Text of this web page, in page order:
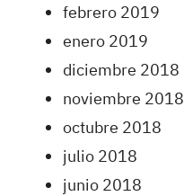
febrero 2019
enero 2019
diciembre 2018
noviembre 2018
octubre 2018
julio 2018
junio 2018